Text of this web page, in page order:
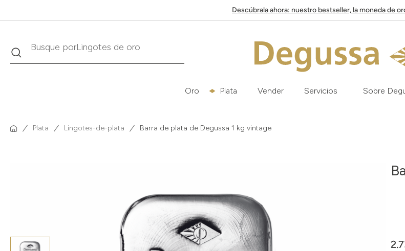
Descúbrala ahora: nuestro bestseller, la moneda de
BuscarBusque porKrugerrand
Oro Plata Vender Servicios Sobre
Plata Lingotes-de-plata Barra de plata de Degussa 1 kg vintage